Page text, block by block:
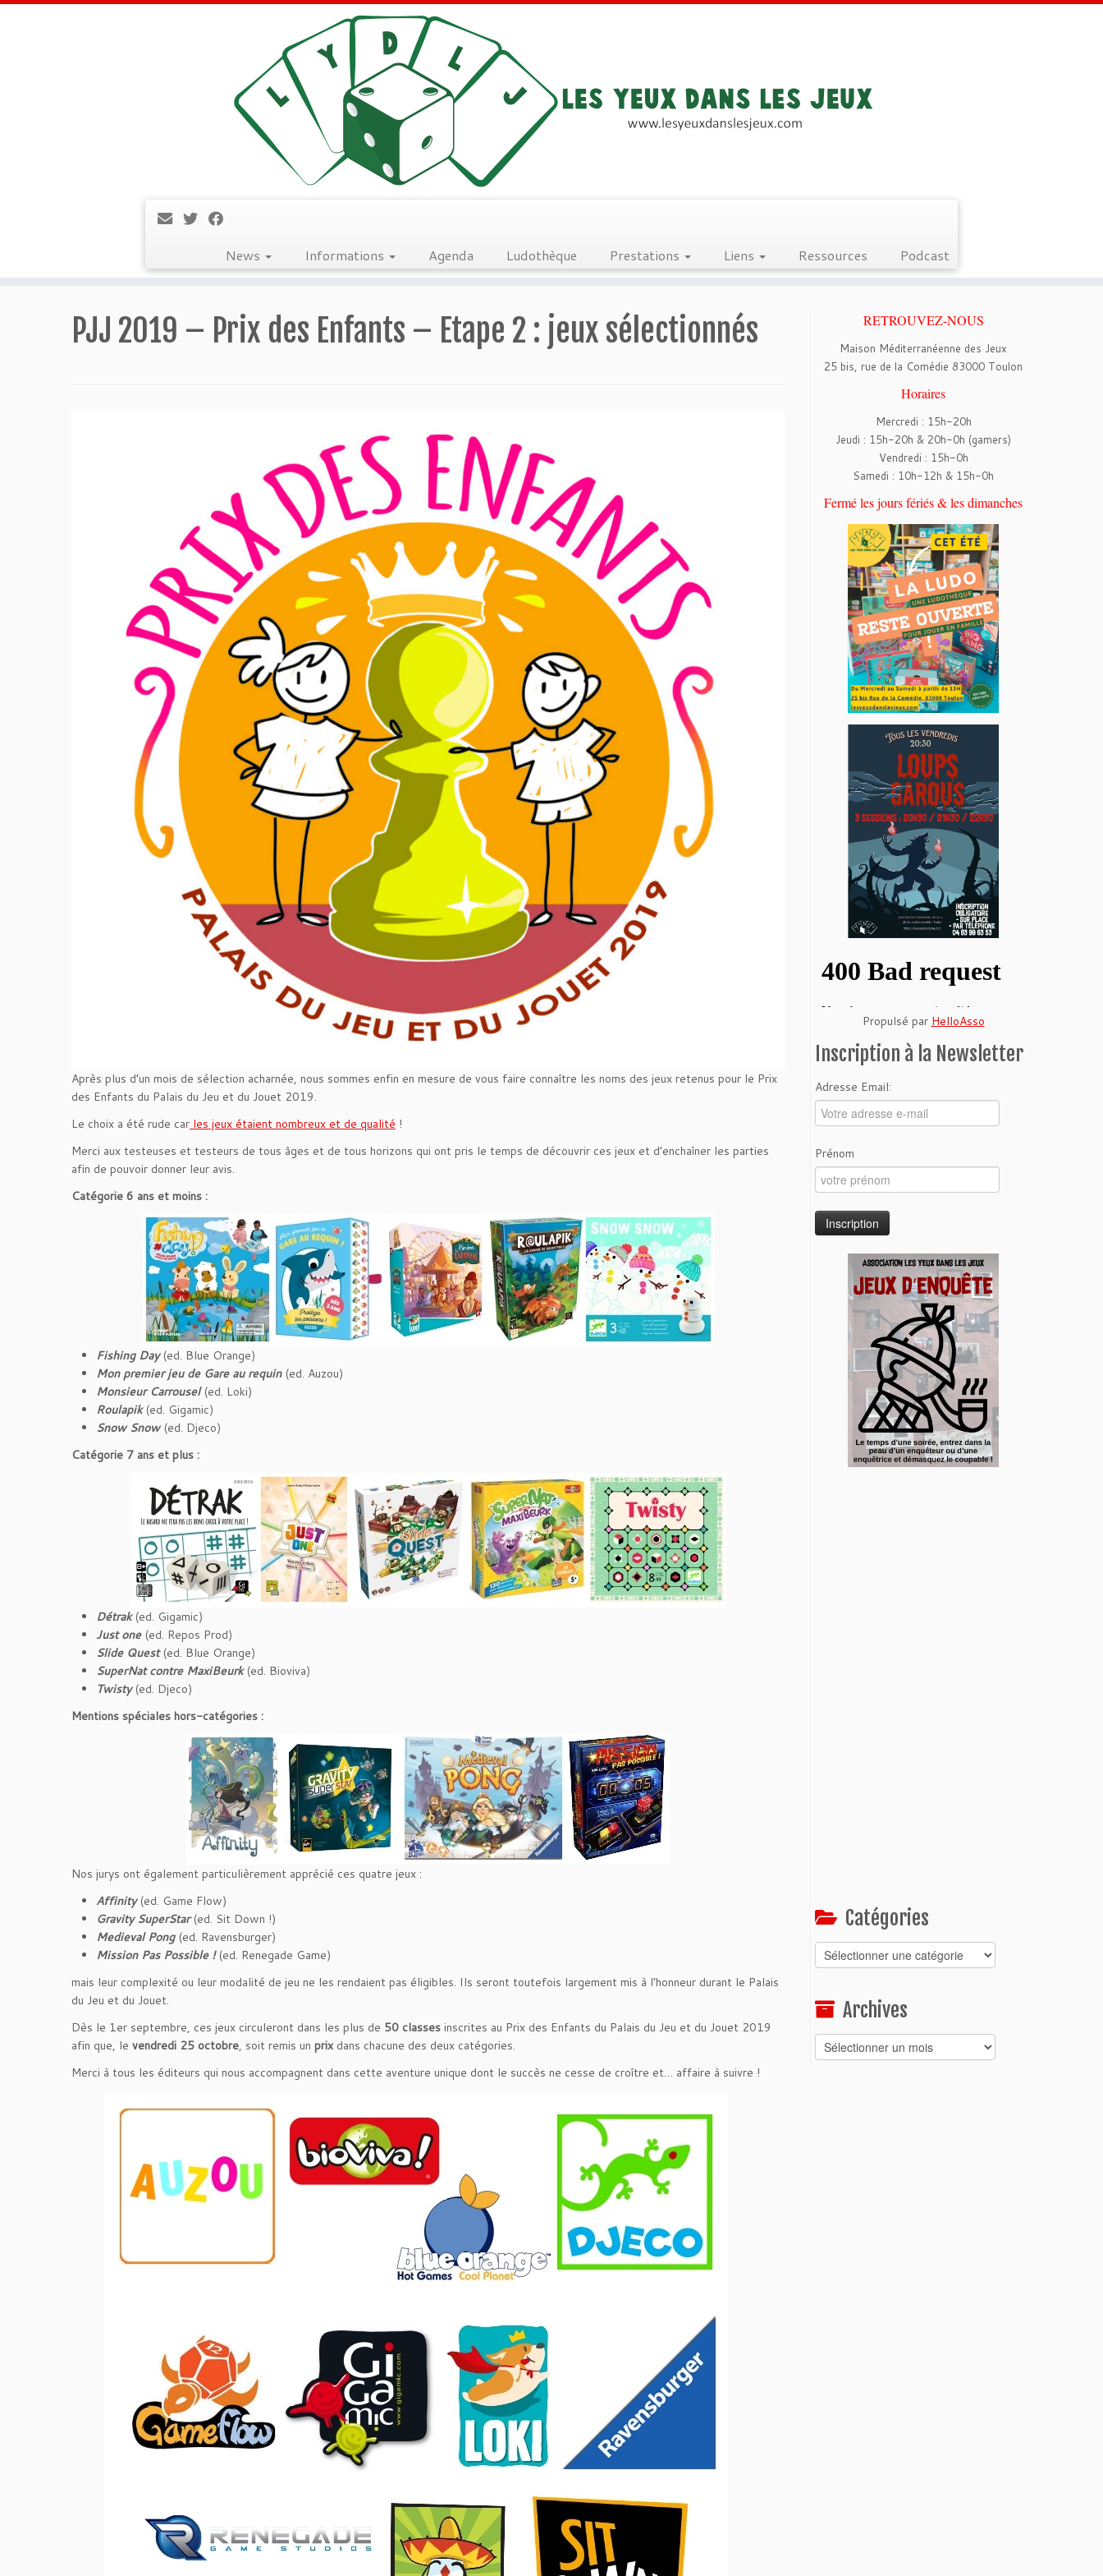
News Informations Agenda Ludothèque Prestations Liens Ressources Podcast
PJJ 2019 – Prix des Enfants – Etape 2 : jeux sélectionnés
Après plus d’un mois de sélection acharnée, nous sommes enfin en mesure de vous faire connaître les noms des jeux retenus pour le Prix
des Enfants du Palais du Jeu et du Jouet 2019.
Le choix a été rude car les jeux étaient nombreux et de qualité !
Merci aux testeuses et testeurs de tous âges et de tous horizons qui ont pris le temps de découvrir ces jeux et d’enchaîner les parties
afin de pouvoir donner leur avis.
Catégorie 6 ans et moins :
Fishing Day(ed. Blue Orange)
Mon premier jeu de Gare au requin(ed. Auzou)
Monsieur Carrousel(ed. Loki)
Roulapik (ed. Gigamic)
Snow Snow(ed. Djeco)
Catégorie 7 ans et plus :
Détrak (ed. Gigamic)
Just one(ed. Repos Prod)
Slide Quest(ed. Blue Orange)
SuperNat contre MaxiBeurk(ed. Bioviva)
Twisty (ed. Djeco)
Mentions spéciales hors-catégories :
Nos jurys ont également particulièrement apprécié ces quatre jeux :
Affinity (ed. Game Flow)
Gravity SuperStar(ed. Sit Down !)
Medieval Pong(ed. Ravensburger)
Mission Pas Possible !(ed. Renegade Game)
mais leur complexité ou leur modalité de jeu ne les rendaient pas éligibles. Ils seront toutefois largement mis à l’honneur durant le Palais
du Jeu et du Jouet.
Dès le 1er septembre, ces jeux circuleront dans les plus de 50 classes inscrites au Prix des Enfants du Palais du Jeu et du Jouet 2019
afin que, le vendredi 25 octobre, soit remis un prix dans chacune des deux catégories.
Merci à tous les éditeurs qui nous accompagnent dans cette aventure unique dont le succès ne cesse de croître et… affaire à suivre !
RETROUVEZ-NOUS
Maison Méditerranéenne des Jeux
25 bis, rue de la Comédie 83000 Toulon
Horaires
Mercredi : 15h-20h
Jeudi : 15h-20h & 20h-0h (gamers)
Vendredi : 15h-0h
Samedi : 10h-12h & 15h-0h
Fermé les jours fériés & les dimanches
Propulsé par HelloAsso
Inscription à la Newsletter
Adresse Email:
Prénom
Catégories
Catégories
Archives
Archives